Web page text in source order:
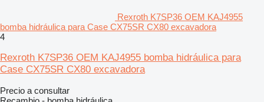
Rexroth K7SP36 OEM KAJ4955
bomba hidráulica para Case CX75SR CX80 excavadora
4
Rexroth K7SP36 OEM KAJ4955 bomba hidráulica para
Case CX75SR CX80 excavadora
Precio a consultar